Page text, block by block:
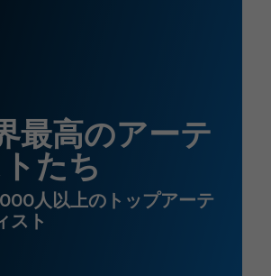
最高のアーテ
たち
人以上のトップアーテ
スト